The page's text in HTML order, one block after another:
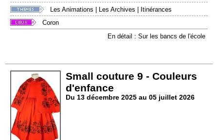
Les Animations Les Archives
Itinérances
Coron
En détail : Sur les bancs de l'école
Small couture 9 - Couleurs
d'enfance
Du 13 décembre 2025 au 05 juillet 2026